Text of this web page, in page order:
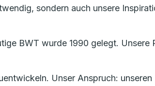
sondern auch unsere
BWT wurde 1990 gelegt. Unsere
Unser Anspruch: unseren